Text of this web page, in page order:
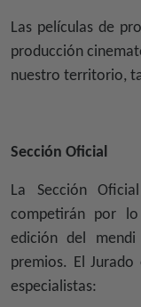
Las películas de
producción
nuestro territorio,
Sección Oficial
La Sección
competirán por
edición del
premios. El
especialistas: